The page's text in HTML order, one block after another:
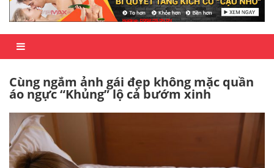
Cùng ngắm ảnh gái đẹp không mặc quần
áo ngực “Khủng” lộ cả bướm xinh